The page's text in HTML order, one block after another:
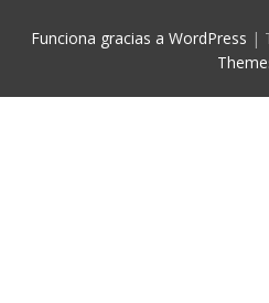
Funciona gracias a WordPress |